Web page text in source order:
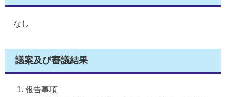
なし
議案及び審議結果
報告事項